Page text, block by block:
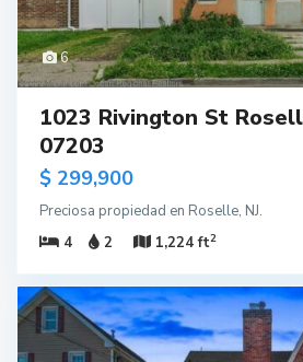
6
1023 Rivington St
07203
$ 299,900
Preciosa propiedad en Roselle, NJ.
4
2 1,224 ft2